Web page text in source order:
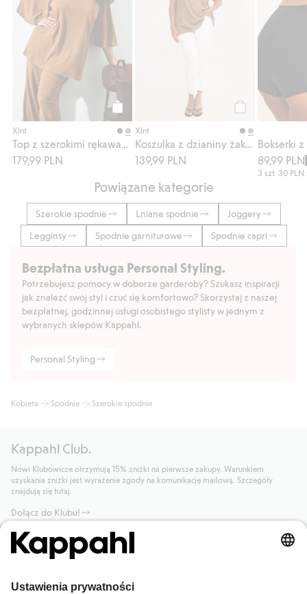
Kup
Xlnt
179,99 PLN
Xlnt
139,99 PLN
89,99 PLN
3 szt. 30 PLN
Powiązane kategorie
Szerokie spodnie Lniane spodnie
Joggery
Legginsy
Spodnie garniturowe Spodnie capri
Bezpłatna usługa Personal Styling.
Potrzebujesz pomocy w doborze garderoby? Szukasz inspiracji
jak znaleźć swój styl i czuć się komfortowo? Skorzystaj z naszej
bezpłatnej, godzinnej usługi osobistego stylisty w jednym z
wybranych sklepów Kappahl.
Personal Styling
Kobieta Spodnie Szerokie spodnie
Kappahl Club.
Nowi Klubowicze otrzymują 15% zniżki na pierwsze zakupy. Warunkiem
uzyskania zniżki jest wyrażenie zgody na komunikację mailową. Szczegóły
znajdują się tutaj.
Dołącz do Klubu!